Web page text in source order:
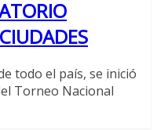
todo el país, se inició
Torneo Nacional